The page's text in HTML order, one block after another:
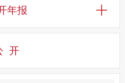
年报
开